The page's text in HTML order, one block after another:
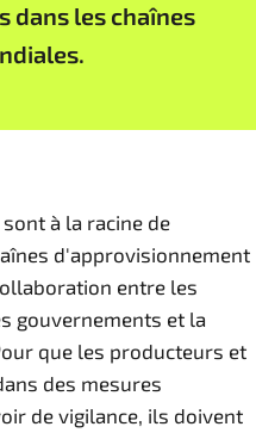
dans les chaînes
sont à la racine de
d'approvisionnement
entre les
gouvernements et la
que les producteurs et
des mesures
de vigilance, ils doivent